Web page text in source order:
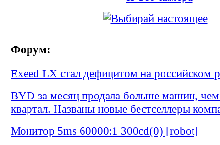
Форум:
Exeed LX стал дефицитом на российском
BYD за месяц продала больше машин, чем
квартал. Названы новые бестселлеры
Монитор 5ms 60000:1 300cd(0) [robot]